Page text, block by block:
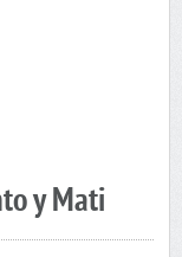
y Mati